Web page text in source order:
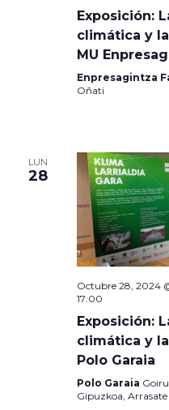
Exposición:
climática y
MU
Enpresagintza
Oñati
LUN
28
Octubre 28, 2024
17:00
Exposición:
climática y
Polo Garaia
Polo Garaia
Gipuzkoa, Arrasate